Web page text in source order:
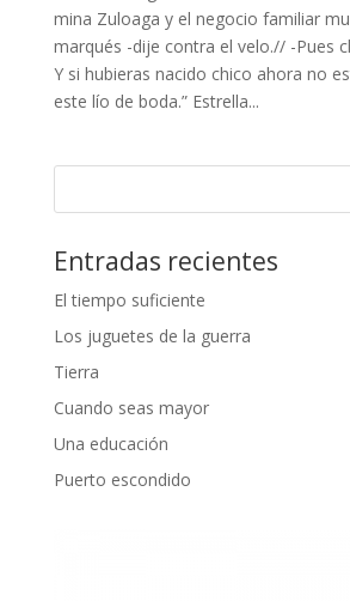
mina Zuloaga y el negocio familiar
marqués -dije contra el velo.// -Pues
Y si hubieras nacido chico ahora no
este lío de boda.” Estrella...
Entradas recientes
El tiempo suficiente
Los juguetes de la guerra
Tierra
Cuando seas mayor
Una educación
Puerto escondido